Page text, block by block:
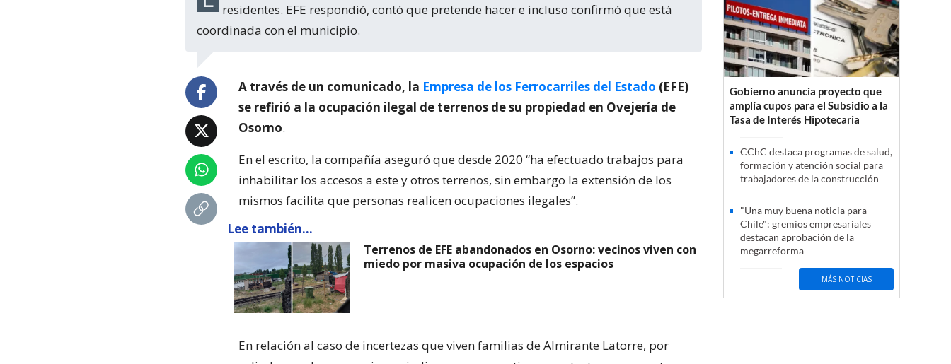
residentes. EFE respondió, contó que pretende hacer e incluso confirmó que está
coordinada con el municipio.
A través de un comunicado, la Empresa de los Ferrocarriles del Estado (EFE)
se refirió a la ocupación ilegal de terrenos de su propiedad en Ovejería de
Osorno.
En el escrito, la compañía aseguró que desde 2020 “ha efectuado trabajos para
inhabilitar los accesos a este y otros terrenos, sin embargo la extensión de los
mismos facilita que personas realicen ocupaciones ilegales”.
Lee también...
Terrenos de EFE abandonados en Osorno: vecinos viven con
miedo por masiva ocupación de los espacios
En relación al caso de incertezas que viven familias de Almirante Latorre, por
Gobierno anuncia proyecto que
amplía cupos para el Subsidio a la
Tasa de Interés Hipotecaria
CChC destaca programas de salud,
formación y atención social para
trabajadores de la construcción
"Una muy buena noticia para
Chile": gremios empresariales
destacan aprobación de la
megarreforma
MÁS NOTICIAS